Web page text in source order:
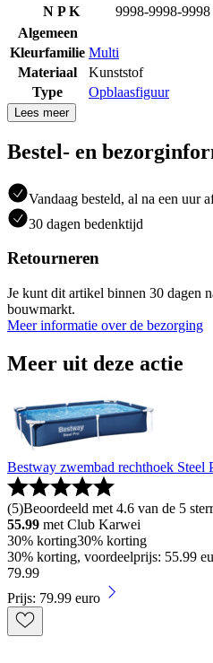
N P K
9998-9998-9998
Algemeen
Kleurfamilie Multi
Materiaal
Kunststof
Type
Opblaasfiguur
Lees meer
Bestel- en
Vandaag besteld, al na een uur
30 dagen bedenktijd
Retourneren
Je kunt dit artikel binnen 30 dagen
bouwmarkt.
Meer informatie over de bezorging
Meer uit deze actie
Bestway zwembad rechthoek
(5)Beoordeeld met 4.6 van de 5
55.99 met Club Karwei
30% korting30% korting
30% korting, voordeelprijs: 55.99
79.99
Prijs: 79.99 euro